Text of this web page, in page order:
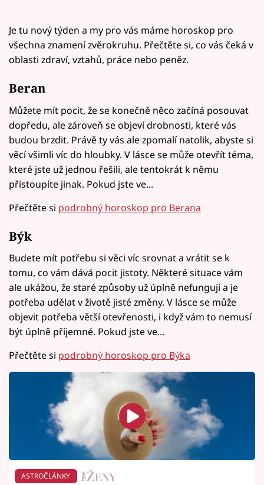
Je tu nový týden a my pro vás máme horoskop pro
všechna znamení zvěrokruhu. Přečtěte si, co vás čeká v
oblasti zdraví, vztahů, práce nebo peněz.
Beran
Můžete mít pocit, že se konečně něco začíná posouvat
dopředu, ale zároveň se objeví drobnosti, které vás
budou brzdit. Právě ty vás ale zpomalí natolik, abyste si
věcí všimli víc do hloubky. V lásce se může otevřít téma,
které jste už jednou řešili, ale tentokrát k němu
přistoupíte jinak. Pokud jste ve...
Přečtěte si podrobný horoskop pro Berana
Býk
Budete mít potřebu si věci víc srovnat a vrátit se k
tomu, co vám dává pocit jistoty. Některé situace vám
ale ukážou, že staré způsoby už úplně nefungují a je
potřeba udělat v životě jisté změny. V lásce se může
objevit potřeba větší otevřenosti, i když vám to nemusí
být úplně příjemné. Pokud jste ve...
Přečtěte si podrobný horoskop pro Býka
ASTROČLÁNKY